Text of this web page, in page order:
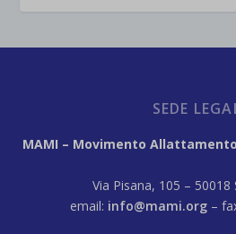
SEDE
MAMI – Movimento
Via Pisana, 105 – 50018
email: info@mami.org –